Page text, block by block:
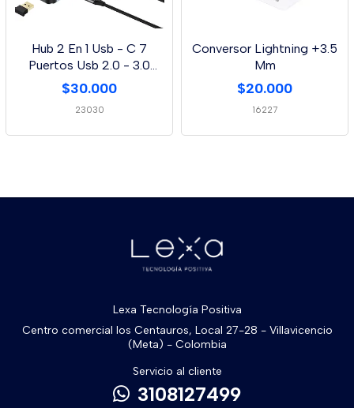
Hub 2 En 1 Usb - C 7
Puertos Usb 2.0 - 3.0
Type C
$30.000
23030
Conversor Lightning +3.5
Mm
$20.000
16227
Lexa Tecnología Positiva
Centro comercial los Centauros, Local 27-28 - Villavicencio
(Meta) - Colombia
Servicio al cliente
3108127499